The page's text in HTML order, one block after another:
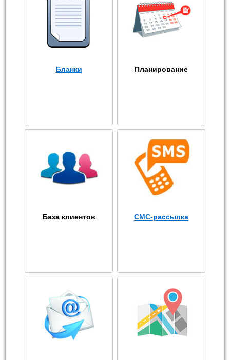
Бланки Планирование
База клиентов СМС-рассылка